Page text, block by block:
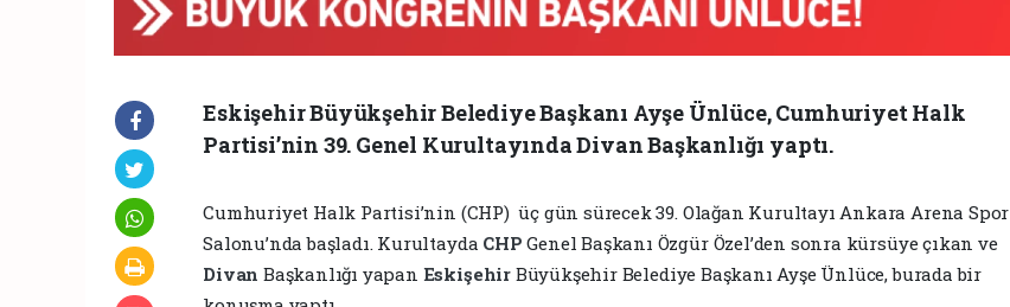
Eskişehir Büyükşehir Belediye Başkanı Ayşe Ünlüce, Cumhuriyet Halk
Partisi’nin 39. Genel Kurultayında Divan Başkanlığı yaptı.
Cumhuriyet Halk Partisi’nin (CHP) üç gün sürecek 39. Olağan Kurultayı Ankara Arena Spor
Salonu’nda başladı. Kurultayda CHPGenel Başkanı Özgür Özel’den sonra kürsüye çıkan ve
Divan Başkanlığı yapan Eskişehir Büyükşehir Belediye Başkanı Ayşe Ünlüce, burada bir